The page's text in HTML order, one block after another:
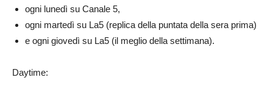
ogni lunedì su Canale 5,
ogni martedì su La5 (replica della puntata della sera prima)
e ogni giovedì su La5 (il meglio della settimana).
Daytime: